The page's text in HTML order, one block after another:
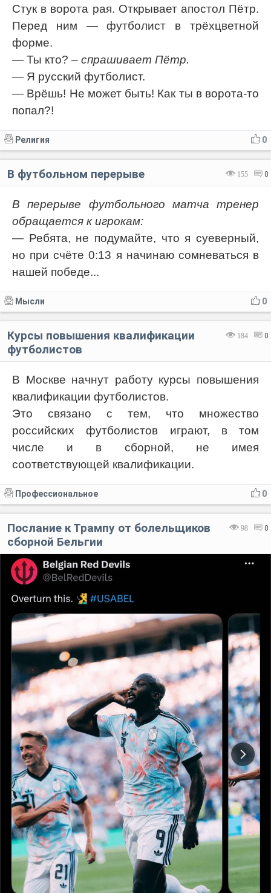
Стук в ворота рая. Открывает апостол Пётр.
Перед ним — футболист в трёхцветной
форме.
— Ты кто? – спрашивает Пётр.
— Я русский футболист.
— Врёшь! Не может быть! Как ты в ворота-то
попал?!
0
Религия
155 0
В футбольном перерыве
В перерыве футбольного матча тренер
обращается к игрокам:
— Ребята, не подумайте, что я суеверный,
но при счёте 0:13 я начинаю сомневаться в
нашей победе...
0
Мысли
184 0
Курсы повышения квалификации
футболистов
В Москве начнут работу курсы повышения
квалификации футболистов.
Это связано с тем, что множество
российских футболистов играют, в том
числе и в сборной, не имея
соответствующей квалификации.
0
Профессиональное
98 0
Послание к Трампу от болельщиков
сборной Бельгии